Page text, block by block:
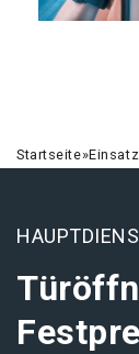
Startseite»